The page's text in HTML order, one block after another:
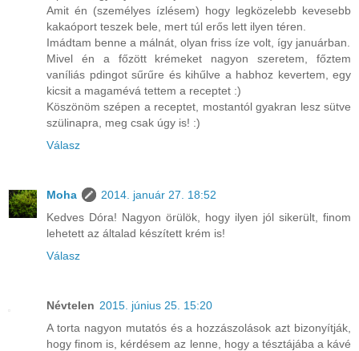
Amit én (személyes ízlésem) hogy legközelebb kevesebb
kakaóport teszek bele, mert túl erős lett ilyen téren.
Imádtam benne a málnát, olyan friss íze volt, így januárban.
Mivel én a főzött krémeket nagyon szeretem, főztem
vaníliás pdingot sűrűre és kihűlve a habhoz kevertem, egy
kicsit a magamévá tettem a receptet :)
Köszönöm szépen a receptet, mostantól gyakran lesz sütve
szülinapra, meg csak úgy is! :)
Válasz
Moha
2014. január 27. 18:52
Kedves Dóra! Nagyon örülök, hogy ilyen jól sikerült, finom
lehetett az általad készített krém is!
Válasz
Névtelen 2015. június 25. 15:20
A torta nagyon mutatós és a hozzászolások azt bizonyítják,
hogy finom is, kérdésem az lenne, hogy a tésztájába a kávé